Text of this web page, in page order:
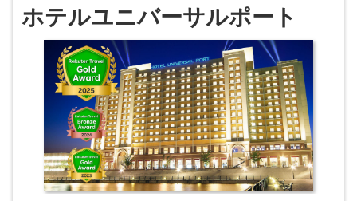
ホテルユニバーサルポート